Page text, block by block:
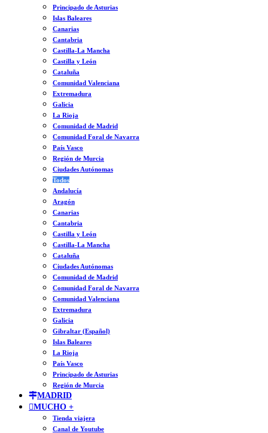
Principado de Asturias
Islas Baleares
Canarias
Cantabria
Castilla-La Mancha
Castilla y León
Cataluña
Comunidad Valenciana
Extremadura
Galicia
La Rioja
Comunidad de Madrid
Comunidad Foral de Navarra
País Vasco
Región de Murcia
Ciudades Autónomas
Todos
Andalucía
Aragón
Canarias
Cantabria
Castilla y León
Castilla-La Mancha
Cataluña
Ciudades Autónomas
Comunidad de Madrid
Comunidad Foral de Navarra
Comunidad Valenciana
Extremadura
Galicia
Gibraltar (Español)
Islas Baleares
La Rioja
País Vasco
Principado de Asturias
Región de Murcia
MADRID
MUCHO +
Tienda viajera
Canal de Youtube